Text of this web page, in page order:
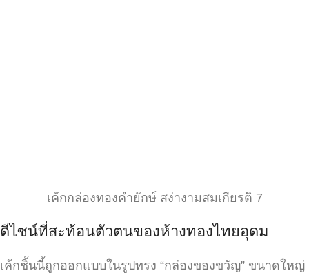
เค้กกล่องทองคำยักษ์ สง่างามสมเกียรติ 7
ดีไซน์ที่สะท้อนตัวตนของห้างทองไทยอุดม
เค้กชิ้นนี้ถูกออกแบบในรูปทรง “กล่องของขวัญ” ขนาดใหญ่